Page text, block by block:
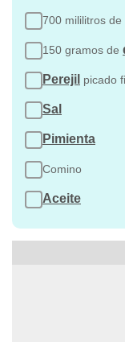
700 mililitros de
150 gramos de
Perejil picado
Sal
Pimienta
Comino
Aceite